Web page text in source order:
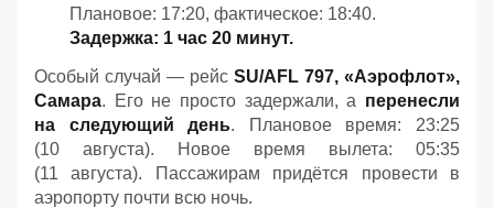
Плановое: 17:20, фактическое: 18:40.
Задержка: 1 час 20 минут.
Особый случай — рейс SU/AFL 797, «Аэрофлот»,
Самара. Его не просто задержали, а перенесли
на следующий день. Плановое время: 23:25
(10 августа). Новое время вылета: 05:35
(11 августа). Пассажирам придётся провести в
аэропорту почти всю ночь.